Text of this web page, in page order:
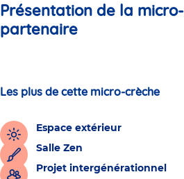
Présentation de la
partenaire
Les plus de cette micro-crèche
Espace extérieur
Salle Zen
Projet intergénérationnel